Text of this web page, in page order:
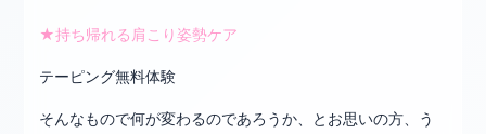
★持ち帰れる肩こり姿勢ケア
テーピング無料体験
そんなもので何が変わるのであろうか、とお思いの方、う